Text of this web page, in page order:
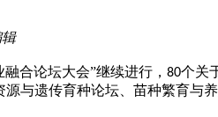
合论坛大会”继续进行， 80个关
源与遗传育种论坛、苗种繁育与